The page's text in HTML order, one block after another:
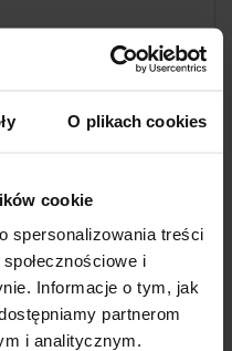
O plikach cookies
cookie
spersonalizowania treści
i
Informacje o tym, jak
partnerom
i analitycznym.